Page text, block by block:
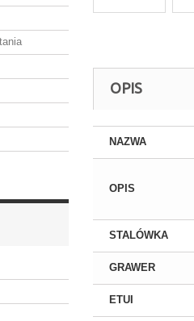
OPIS
NAZWA
OPIS
STALÓWKA
GRAWER
ETUI